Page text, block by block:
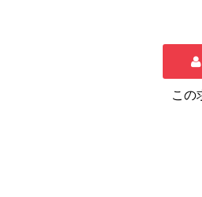
この